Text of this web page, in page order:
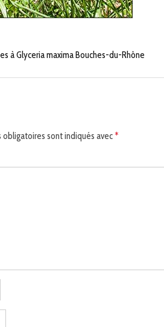
à Glyceria maxima Bouches-du-Rhône
obligatoires sont indiqués avec*